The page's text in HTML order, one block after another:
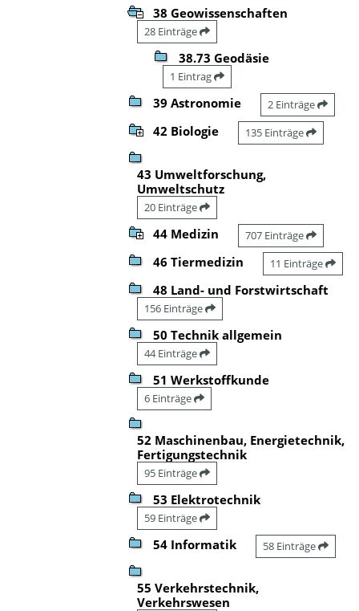
38 Geowissenschaften
28 Einträge
38.73 Geodäsie
1 Eintrag
39 Astronomie 2 Einträge
42 Biologie 135 Einträge
43 Umweltforschung,
Umweltschutz
20 Einträge
44 Medizin 707 Einträge
46 Tiermedizin 11 Einträge
48 Land- und Forstwirtschaft
156 Einträge
50 Technik allgemein
44 Einträge
51 Werkstoffkunde
6 Einträge
52 Maschinenbau, Energietechnik,
Fertigungstechnik
95 Einträge
53 Elektrotechnik
59 Einträge
54 Informatik 58 Einträge
55 Verkehrstechnik,
Verkehrswesen